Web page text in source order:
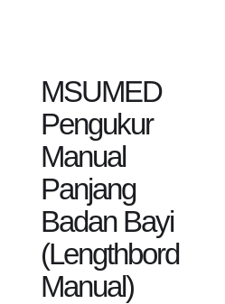
MSUMED
Pengukur
Manual
Panjang
Badan Bayi
(Lengthbord
Manual)